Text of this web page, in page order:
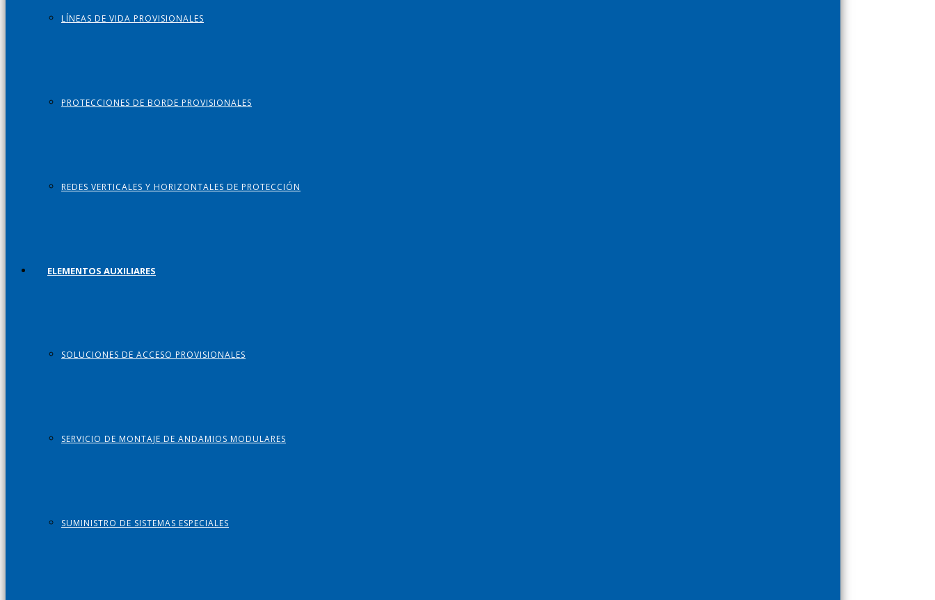
LÍNEAS DE VIDA PROVISIONALES
PROTECCIONES DE BORDE PROVISIONALES
REDES VERTICALES Y HORIZONTALES DE PROTECCIÓN
ELEMENTOS AUXILIARES
SOLUCIONES DE ACCESO PROVISIONALES
SERVICIO DE MONTAJE DE ANDAMIOS MODULARES
SUMINISTRO DE SISTEMAS ESPECIALES